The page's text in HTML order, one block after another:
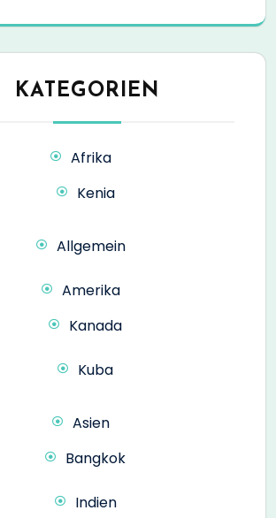
KATEGORIEN
Afrika
Kenia
Allgemein
Amerika
Kanada
Kuba
Asien
Bangkok
Indien